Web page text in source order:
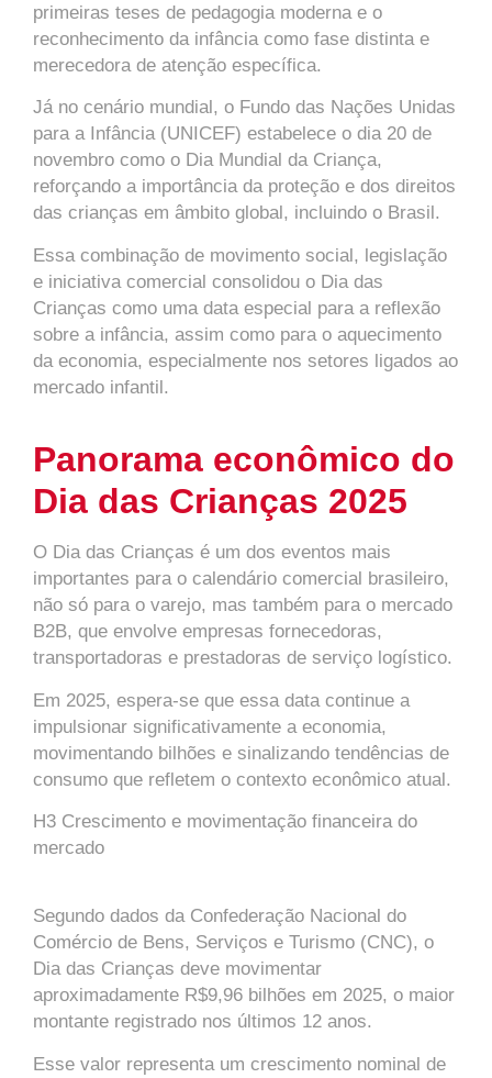
primeiras teses de pedagogia moderna e o
reconhecimento da infância como fase distinta e
merecedora de atenção específica.
Já no cenário mundial, o Fundo das Nações Unidas
para a Infância (UNICEF) estabelece o dia 20 de
novembro como o Dia Mundial da Criança,
reforçando a importância da proteção e dos direitos
das crianças em âmbito global, incluindo o Brasil.
Essa combinação de movimento social, legislação
e iniciativa comercial consolidou o Dia das
Crianças como uma data especial para a reflexão
sobre a infância, assim como para o aquecimento
da economia, especialmente nos setores ligados ao
mercado infantil.
Panorama econômico do
Dia das Crianças 2025
O Dia das Crianças é um dos eventos mais
importantes para o calendário comercial brasileiro,
não só para o varejo, mas também para o mercado
B2B, que envolve empresas fornecedoras,
transportadoras e prestadoras de serviço logístico.
Em 2025, espera-se que essa data continue a
impulsionar significativamente a economia,
movimentando bilhões e sinalizando tendências de
consumo que refletem o contexto econômico atual.
H3 Crescimento e movimentação financeira do
mercado
Segundo dados da Confederação Nacional do
Comércio de Bens, Serviços e Turismo (CNC), o
Dia das Crianças deve movimentar
aproximadamente R$9,96 bilhões em 2025, o maior
montante registrado nos últimos 12 anos.
Esse valor representa um crescimento nominal de